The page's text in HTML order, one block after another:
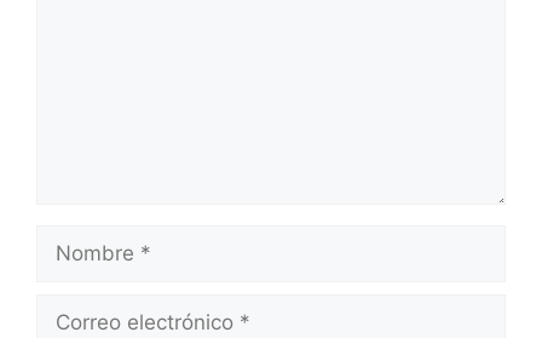
Nombre
Correo